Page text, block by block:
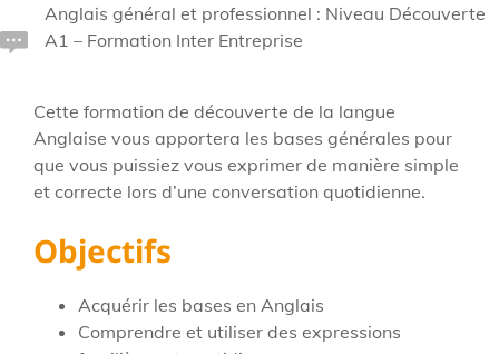
Anglais général et professionnel : Niveau Découverte
A1 – Formation Inter Entreprise
Cette formation de découverte de la langue
Anglaise vous apportera les bases générales pour
que vous puissiez vous exprimer de manière simple
et correcte lors d’une conversation quotidienne.
Objectifs
Acquérir les bases en Anglais
Comprendre et utiliser des expressions